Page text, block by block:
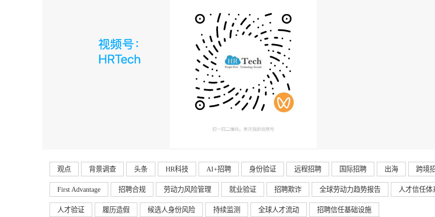
观点 背景调查 头条 HR科技 AI+招聘 身份验证 远程招聘 国际招聘 出海 跨境
First Advantage 招聘合规 劳动力风险管理 就业验证 招聘欺诈 全球劳动力趋势报告 人才信任体
人才验证 履历造假 候选人身份风险 持续监测 全球人才流动 招聘信任基础设施